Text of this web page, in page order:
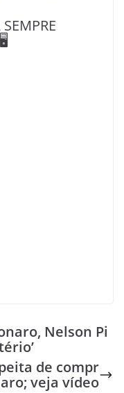
Nelson Pi
de compr
veja vídeo